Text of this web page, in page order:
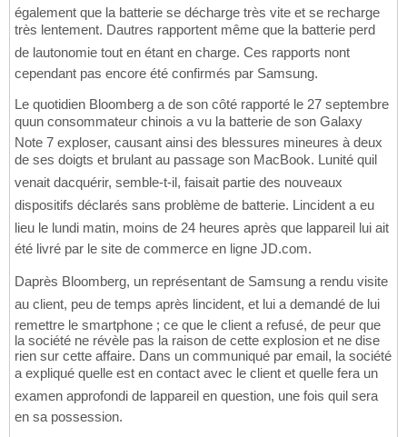
également que la batterie se décharge très vite et se recharge
très lentement. Dautres rapportent même que la batterie perd
de lautonomie tout en étant en charge. Ces rapports nont
cependant pas encore été confirmés par Samsung.
Le quotidien Bloomberg a de son côté rapporté le 27 septembre
quun consommateur chinois a vu la batterie de son Galaxy
Note 7 exploser, causant ainsi des blessures mineures à deux
de ses doigts et brulant au passage son MacBook. Lunité quil
venait dacquérir, semble-t-il, faisait partie des nouveaux
dispositifs déclarés sans problème de batterie. Lincident a eu
lieu le lundi matin, moins de 24 heures après que lappareil lui ait
été livré par le site de commerce en ligne JD.com.
Daprès Bloomberg, un représentant de Samsung a rendu visite
au client, peu de temps après lincident, et lui a demandé de lui
remettre le smartphone ; ce que le client a refusé, de peur que
la société ne révèle pas la raison de cette explosion et ne dise
rien sur cette affaire. Dans un communiqué par email, la société
a expliqué quelle est en contact avec le client et quelle fera un
examen approfondi de lappareil en question, une fois quil sera
en sa possession.